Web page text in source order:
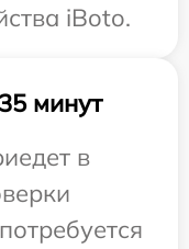
iBoto.
минут
в